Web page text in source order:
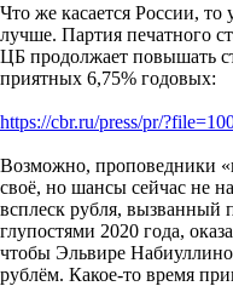
Что же касается России, то
лучше. Партия печатного
ЦБ продолжает повышать
приятных 6,75% годовых:
https://cbr.ru/press/pr/
Возможно, проповедники
своё, но шансы сейчас не
всплеск рубля,
глупостями 2020 года,
чтобы Эльвире
рублём. Какое-то время